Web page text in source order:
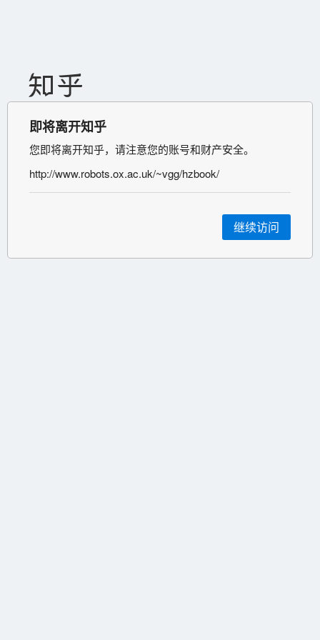
即将离开知乎
您即将离开知乎，请注意您的账号和财产安全。
http://www.robots.ox.ac.uk/~vgg/hzbook/
继续访问